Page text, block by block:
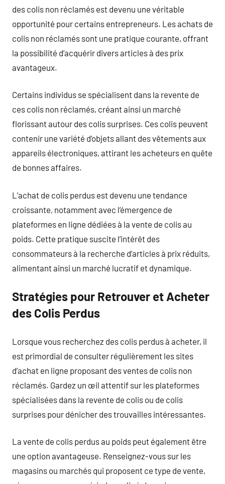
des colis non réclamés est devenu une véritable
opportunité pour certains entrepreneurs. Les achats de
colis non réclamés sont une pratique courante, offrant
la possibilité d’acquérir divers articles à des prix
avantageux.
Certains individus se spécialisent dans la revente de
ces colis non réclamés, créant ainsi un marché
florissant autour des colis surprises. Ces colis peuvent
contenir une variété d’objets allant des vêtements aux
appareils électroniques, attirant les acheteurs en quête
de bonnes affaires.
L’achat de colis perdus est devenu une tendance
croissante, notamment avec l’émergence de
plateformes en ligne dédiées à la vente de colis au
poids. Cette pratique suscite l’intérêt des
consommateurs à la recherche d’articles à prix réduits,
alimentant ainsi un marché lucratif et dynamique.
Stratégies pour Retrouver et Acheter
des Colis Perdus
Lorsque vous recherchez des colis perdus à acheter, il
est primordial de consulter régulièrement les sites
d’achat en ligne proposant des ventes de colis non
réclamés. Gardez un œil attentif sur les plateformes
spécialisées dans la revente de colis ou de colis
surprises pour dénicher des trouvailles intéressantes.
La vente de colis perdus au poids peut également être
une option avantageuse. Renseignez-vous sur les
magasins ou marchés qui proposent ce type de vente,